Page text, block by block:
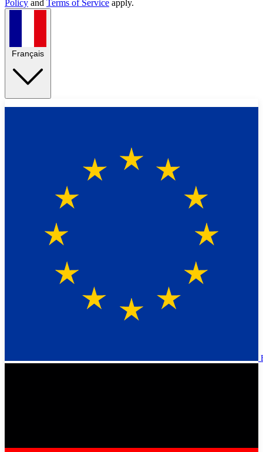
Policy and Terms of Service apply.
Français